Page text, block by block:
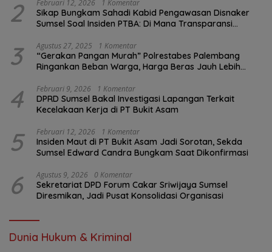
2 Februari 12, 2026 1 Komentar
Sikap Bungkam Sahadi Kabid Pengawasan Disnaker
Sumsel Soal Insiden PTBA: Di Mana Transparansi
3 Agustus 27, 2025 1 Komentar
“Gerakan Pangan Murah” Polrestabes Palembang
Ringankan Beban Warga, Harga Beras Jauh Lebih
4 Februari 9, 2026 1 Komentar
DPRD Sumsel Bakal Investigasi Lapangan Terkait
Kecelakaan Kerja di PT Bukit Asam
5 Februari 12, 2026 1 Komentar
Insiden Maut di PT Bukit Asam Jadi Sorotan, Sekda
Sumsel Edward Candra Bungkam Saat Dikonfirmasi
6 Agustus 9, 2026 0 Komentar
Sekretariat DPD Forum Cakar Sriwijaya Sumsel
Diresmikan, Jadi Pusat Konsolidasi Organisasi
Dunia Hukum & Kriminal